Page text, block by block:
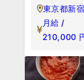
東京都新
月給 /
210,000